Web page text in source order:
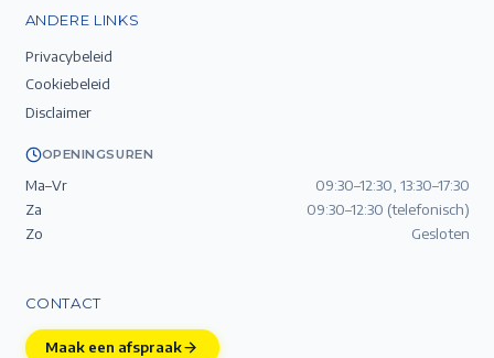
ANDERE LINKS
Privacybeleid
Cookiebeleid
Disclaimer
OPENINGSUREN
Ma–Vr
09:30–12:30, 13:30–17:30
Za
09:30–12:30 (telefonisch)
Zo
Gesloten
CONTACT
Maak een afspraak